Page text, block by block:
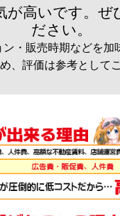
ンg-
（2026/08/31迄）
武天J 11尺 へら竿
武天Ｋ16尺 へら竿
ンg-
（2026/08/31迄）
飛天弓 閃光レイン
が高いです。ぜ
ださい。
・販売時期などを加
、評価は参考として